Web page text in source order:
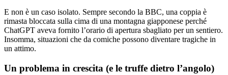
E non è un caso isolato. Sempre secondo la BBC, una coppia è
rimasta bloccata sulla cima di una montagna giapponese perché
ChatGPT aveva fornito l’orario di apertura sbagliato per un sentiero.
Insomma, situazioni che da comiche possono diventare tragiche in
un attimo.
Un problema in crescita (e le truffe dietro l’angolo)